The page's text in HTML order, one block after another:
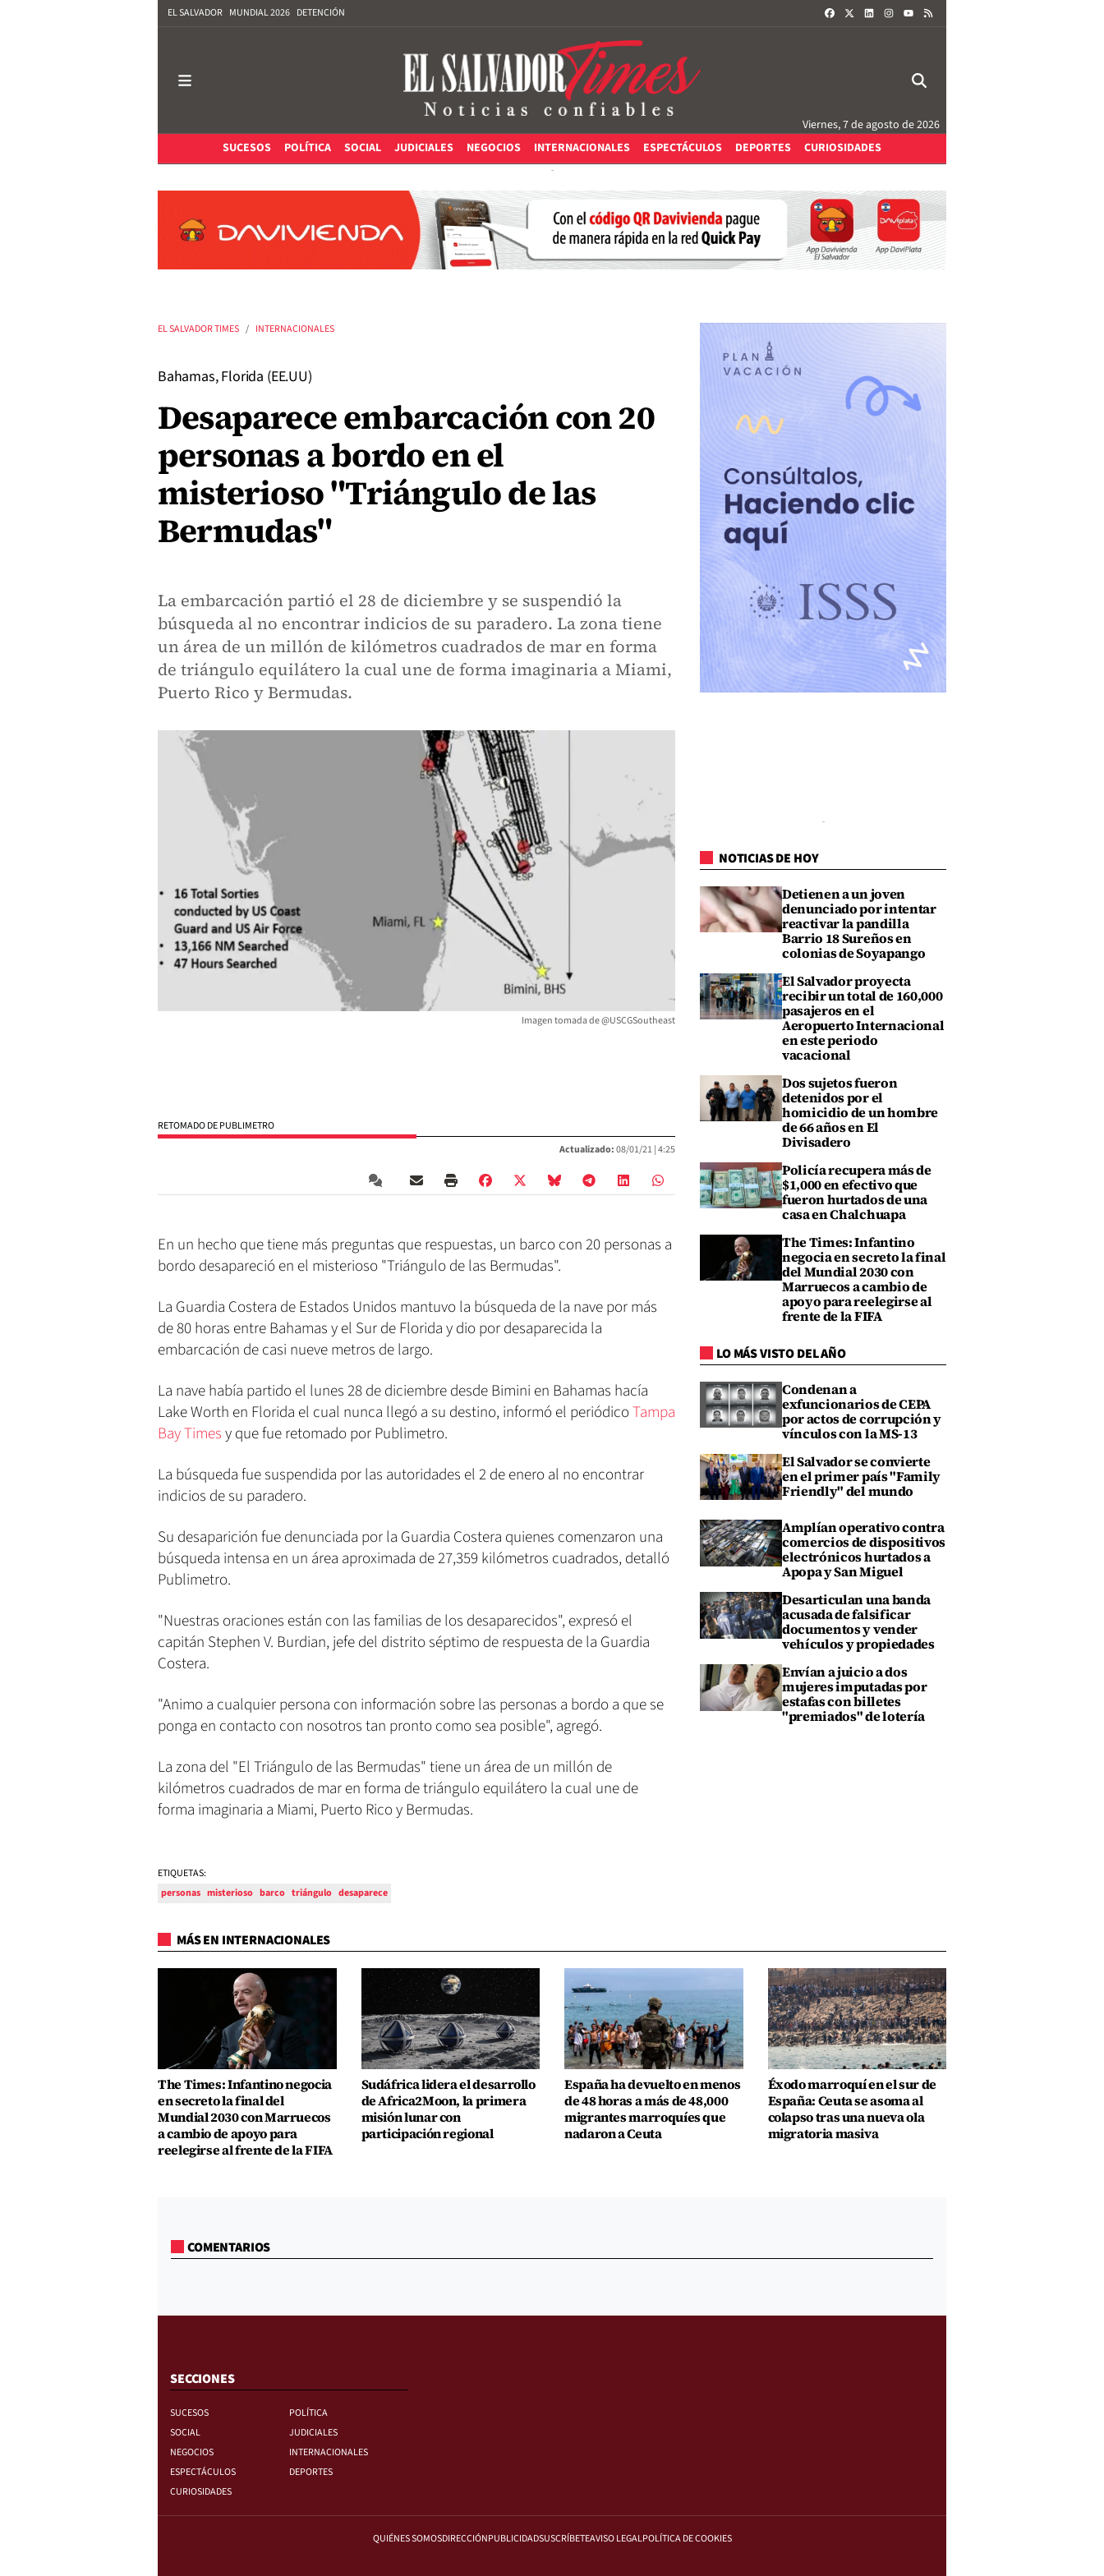
EL SALVADOR MUNDIAL 2026 DETENCIÓN FACEBOOKLINKEDININSTAGRAM
Viernes, 7 de agosto de 2026
SUCESOS
POLÍTICA SOCIAL JUDICIALES NEGOCIOS INTERNACIONALES ESPECTÁCULOS DEPORTES CURIOSIDADES
EL SALVADOR TIMES INTERNACIONALES
Bahamas, Florida (EE.UU)
Desaparece embarcación con 20
personas a bordo en el
misterioso "Triángulo de las
Bermudas"
La embarcación partió el 28 de diciembre y se suspendió la
búsqueda al no encontrar indicios de su paradero. La zona tiene
un área de un millón de kilómetros cuadrados de mar en forma
de triángulo equilátero la cual une de forma imaginaria a Miami,
Puerto Rico y Bermudas.
Imagen tomada de @USCGSoutheast
RETOMADO DE PUBLIMETRO
Actualizado:08/01/21 | 4:25
En un hecho que tiene más preguntas que respuestas, un barco con 20 personas a
bordo desapareció en el misterioso "Triángulo de las Bermudas".
La Guardia Costera de Estados Unidos mantuvo la búsqueda de la nave por más
de 80 horas entre Bahamas y el Sur de Florida y dio por desaparecida la
embarcación de casi nueve metros de largo.
La nave había partido el lunes 28 de diciembre desde Bimini en Bahamas hacía
Lake Worth en Florida el cual nunca llegó a su destino, informó el periódicoTampa
Bay Timesy que fue retomado por Publimetro.
La búsqueda fue suspendida por las autoridades el 2 de enero al no encontrar
indicios de su paradero.
Su desaparición fue denunciada por la Guardia Costera quienes comenzaron una
búsqueda intensa en un área aproximada de 27,359 kilómetros cuadrados, detalló
Publimetro.
"Nuestras oraciones están con las familias de los desaparecidos", expresó el
capitán Stephen V. Burdian, jefe del distrito séptimo de respuesta de la Guardia
Costera.
"Animo a cualquier persona con información sobre las personas a bordo a que se
ponga en contacto con nosotros tan pronto como sea posible", agregó.
La zona del "El Triángulo de las Bermudas" tiene un área de un millón de
kilómetros cuadrados de mar en forma de triángulo equilátero la cual une de
forma imaginaria a Miami, Puerto Rico y Bermudas.
ETIQUETAS:
personas misterioso barco triángulo desaparece
NOTICIAS DE HOY
Detienen a un joven
denunciado por intentar
reactivar la pandilla
Barrio 18 Sureños en
colonias de Soyapango
El Salvador proyecta
recibir un total de 160,000
pasajeros en el
Aeropuerto Internacional
en este periodo
vacacional
Dos sujetos fueron
detenidos por el
homicidio de un hombre
de 66 años en El
Divisadero
Policía recupera más de
$1,000 en efectivo que
fueron hurtados de una
casa en Chalchuapa
The Times: Infantino
negocia en secreto la final
del Mundial 2030 con
Marruecos a cambio de
apoyo para reelegirse al
frente de la FIFA
LO MÁS VISTO DEL AÑO
Condenan a
exfuncionarios de CEPA
por actos de corrupción y
vínculos con la MS-13
El Salvador se convierte
en el primer país "Family
Friendly" del mundo
Amplían operativo contra
comercios de dispositivos
electrónicos hurtados a
Apopa y San Miguel
Desarticulan una banda
acusada de falsificar
documentos y vender
vehículos y propiedades
Envían a juicio a dos
mujeres imputadas por
estafas con billetes
"premiados" de lotería
MÁS EN INTERNACIONALES
The Times: Infantino negocia
en secreto la final del
Mundial 2030 con Marruecos
a cambio de apoyo para
reelegirse al frente de la FIFA
Sudáfrica lidera el desarrollo
de Africa2Moon, la primera
misión lunar con
participación regional
España ha devuelto en menos
de 48 horas a más de 48,000
migrantes marroquíes que
nadaron a Ceuta
Éxodo marroquí en el sur de
España: Ceuta se asoma al
colapso tras una nueva ola
migratoria masiva
COMENTARIOS
SECCIONES
SUCESOS
POLÍTICA
SOCIAL
JUDICIALES
NEGOCIOS
INTERNACIONALES
ESPECTÁCULOS
DEPORTES
CURIOSIDADES
QUIÉNES SOMOSDIRECCIÓNPUBLICIDADSUSCRÍBETEAVISO LEGALPOLÍTICA DE COOKIES